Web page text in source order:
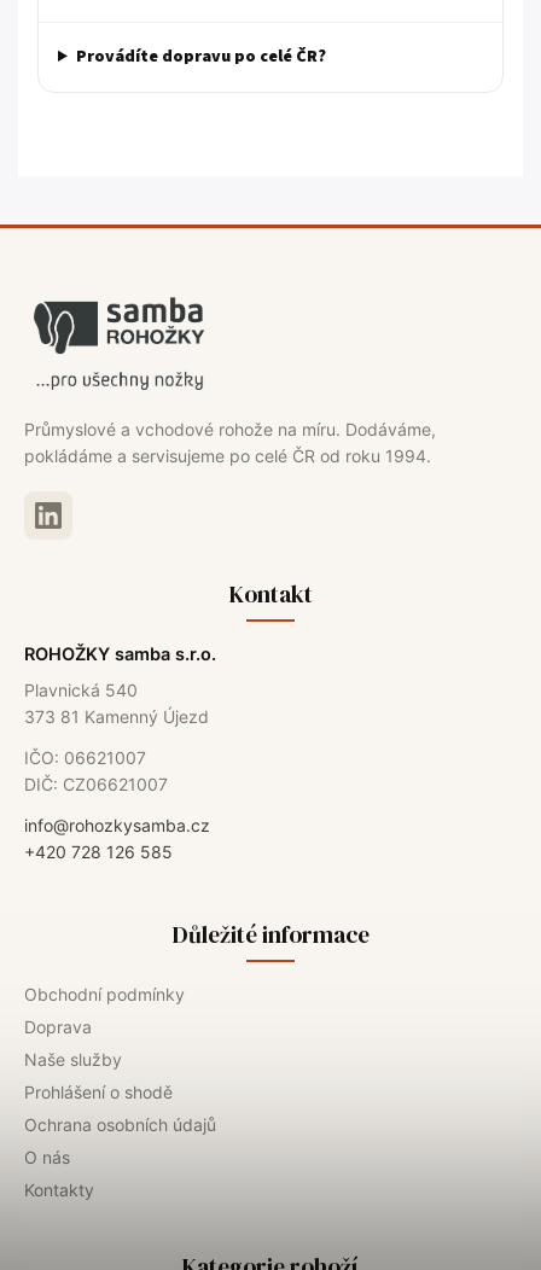
Provádíte dopravu po celé ČR?
Průmyslové a vchodové rohože na míru. Dodáváme,
pokládáme a servisujeme po celé ČR od roku 1994.
Kontakt
ROHOŽKY samba s.r.o.
Plavnická 540
373 81 Kamenný Újezd
IČO: 06621007
DIČ: CZ06621007
info@rohozkysamba.cz
+420 728 126 585
Důležité informace
Obchodní podmínky
Doprava
Naše služby
Prohlášení o shodě
Ochrana osobních údajů
O nás
Kontakty